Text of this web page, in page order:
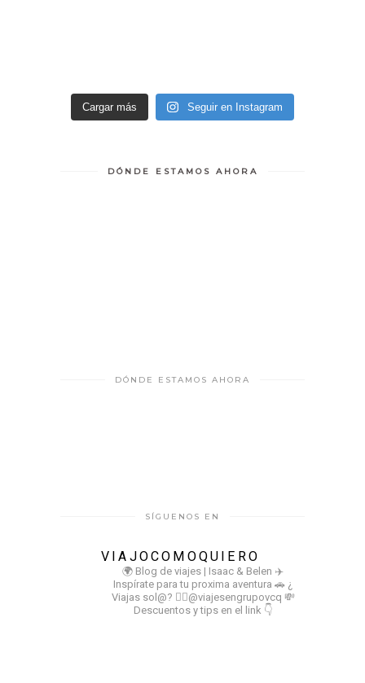
Cargar más Seguir en Instagram
DÓNDE ESTAMOS AHORA
DÓNDE ESTAMOS AHORA
SÍGUENOS EN
VIAJOCOMOQUIERO
🌍 Blog de viajes | Isaac & Belen ✈️
Inspírate para tu proxima aventura 🚗 ¿
Viajas sol@? 👉🏻@viajesengrupovcq 💸
Descuentos y tips en el link 👇